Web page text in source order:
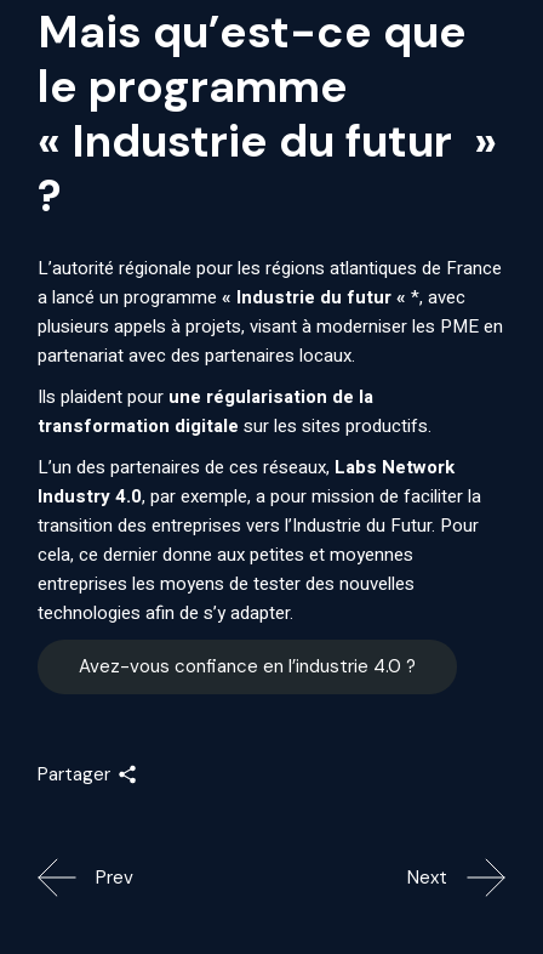
Mais qu’est-ce que
le programme
« Industrie du futur »
?
L’autorité régionale pour les régions atlantiques de France
a lancé un programme« Industrie du futur «*, avec
plusieurs appels à projets, visant à moderniser les PME en
partenariat avec des partenaires locaux.
Ils plaident pour une régularisation de la
transformation digitale sur les sites productifs.
L’un des partenaires de ces réseaux, Labs Network
Industry 4.0, par exemple, a pour mission de faciliter la
transition des entreprises vers l’Industrie du Futur. Pour
cela, ce dernier donne aux petites et moyennes
entreprises les moyens de tester des nouvelles
technologies afin de s’y adapter.
Avez-vous confiance en l’industrie 4.0 ?
Partager
Prev Next